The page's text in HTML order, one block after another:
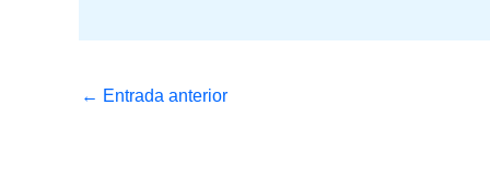
← Entrada anterior